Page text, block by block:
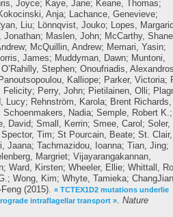
Joyce; Kaye, Jane; Keane, Thomas;
Anja; Lachance, Genevieve;
Liu; Lönnqvist, Jouko; Lopes,
Jonathan; Maslen, John; McCarthy, Shane
; McQuillin, Andrew; Memari, Yasin;
James; Muddyman, Dawn; Muntoni,
O’Rahilly, Stephen; Onoufriadis, Alexandros
Panoutsopoulou, Kalliope; Parker, Victoria;
Felicity; Perry, John; Pietilainen, Olli;
Lucy; Rehnström, Karola; Brent
Schoenmakers, Nadia; Semple, Robert K.;
David; Small, Kerrin; Smee, Carol ; Soler,
Spector, Tim; St Pourcain, Beate; St. Clair,
Jaana; Tachmazidou, Ioanna; Tian, Jing;
Margriet; Vijayarangakannan,
; Ward, Kirsten; Wheeler, Ellie; Whittall,
; Wong, Kim; Whyte, Tamieka;
(2015). « TCTEX1D2 mutations underlie
intraflagellar transport ». Nature